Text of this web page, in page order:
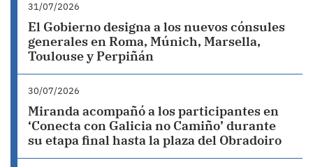
31/07/2026
El Gobierno designa a los nuevos cónsules
generales en Roma, Múnich, Marsella,
Toulouse y Perpiñán
30/07/2026
Miranda acompañó a los participantes en
‘Conecta con Galicia no Camiño’ durante
su etapa final hasta la plaza del Obradoiro